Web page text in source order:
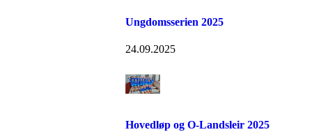
Ungdomsserien 2025
24.09.2025
Hovedløp og O-Landsleir 2025